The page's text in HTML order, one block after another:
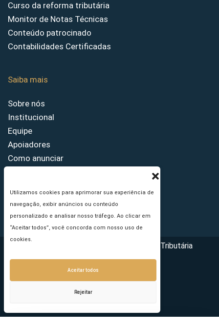
Utilizamos cookies para aprimorar sua experiência de
navegação, exibir anúncios ou conteúdo
personalizado e analisar nosso tráfego. Ao clicar em
“Aceitar todos”, você concorda com nosso uso de
cookies.
Aceitar todos
Rejeitar
Curso da reforma tributária
Monitor de Notas Técnicas
Conteúdo patrocinado
Contabilidades Certificadas
Saiba mais
Sobre nós
Institucional
Equipe
Apoiadores
Como anunciar
Princípios Editoriais
Copyright © 2026 - Portal da Reforma Tributária